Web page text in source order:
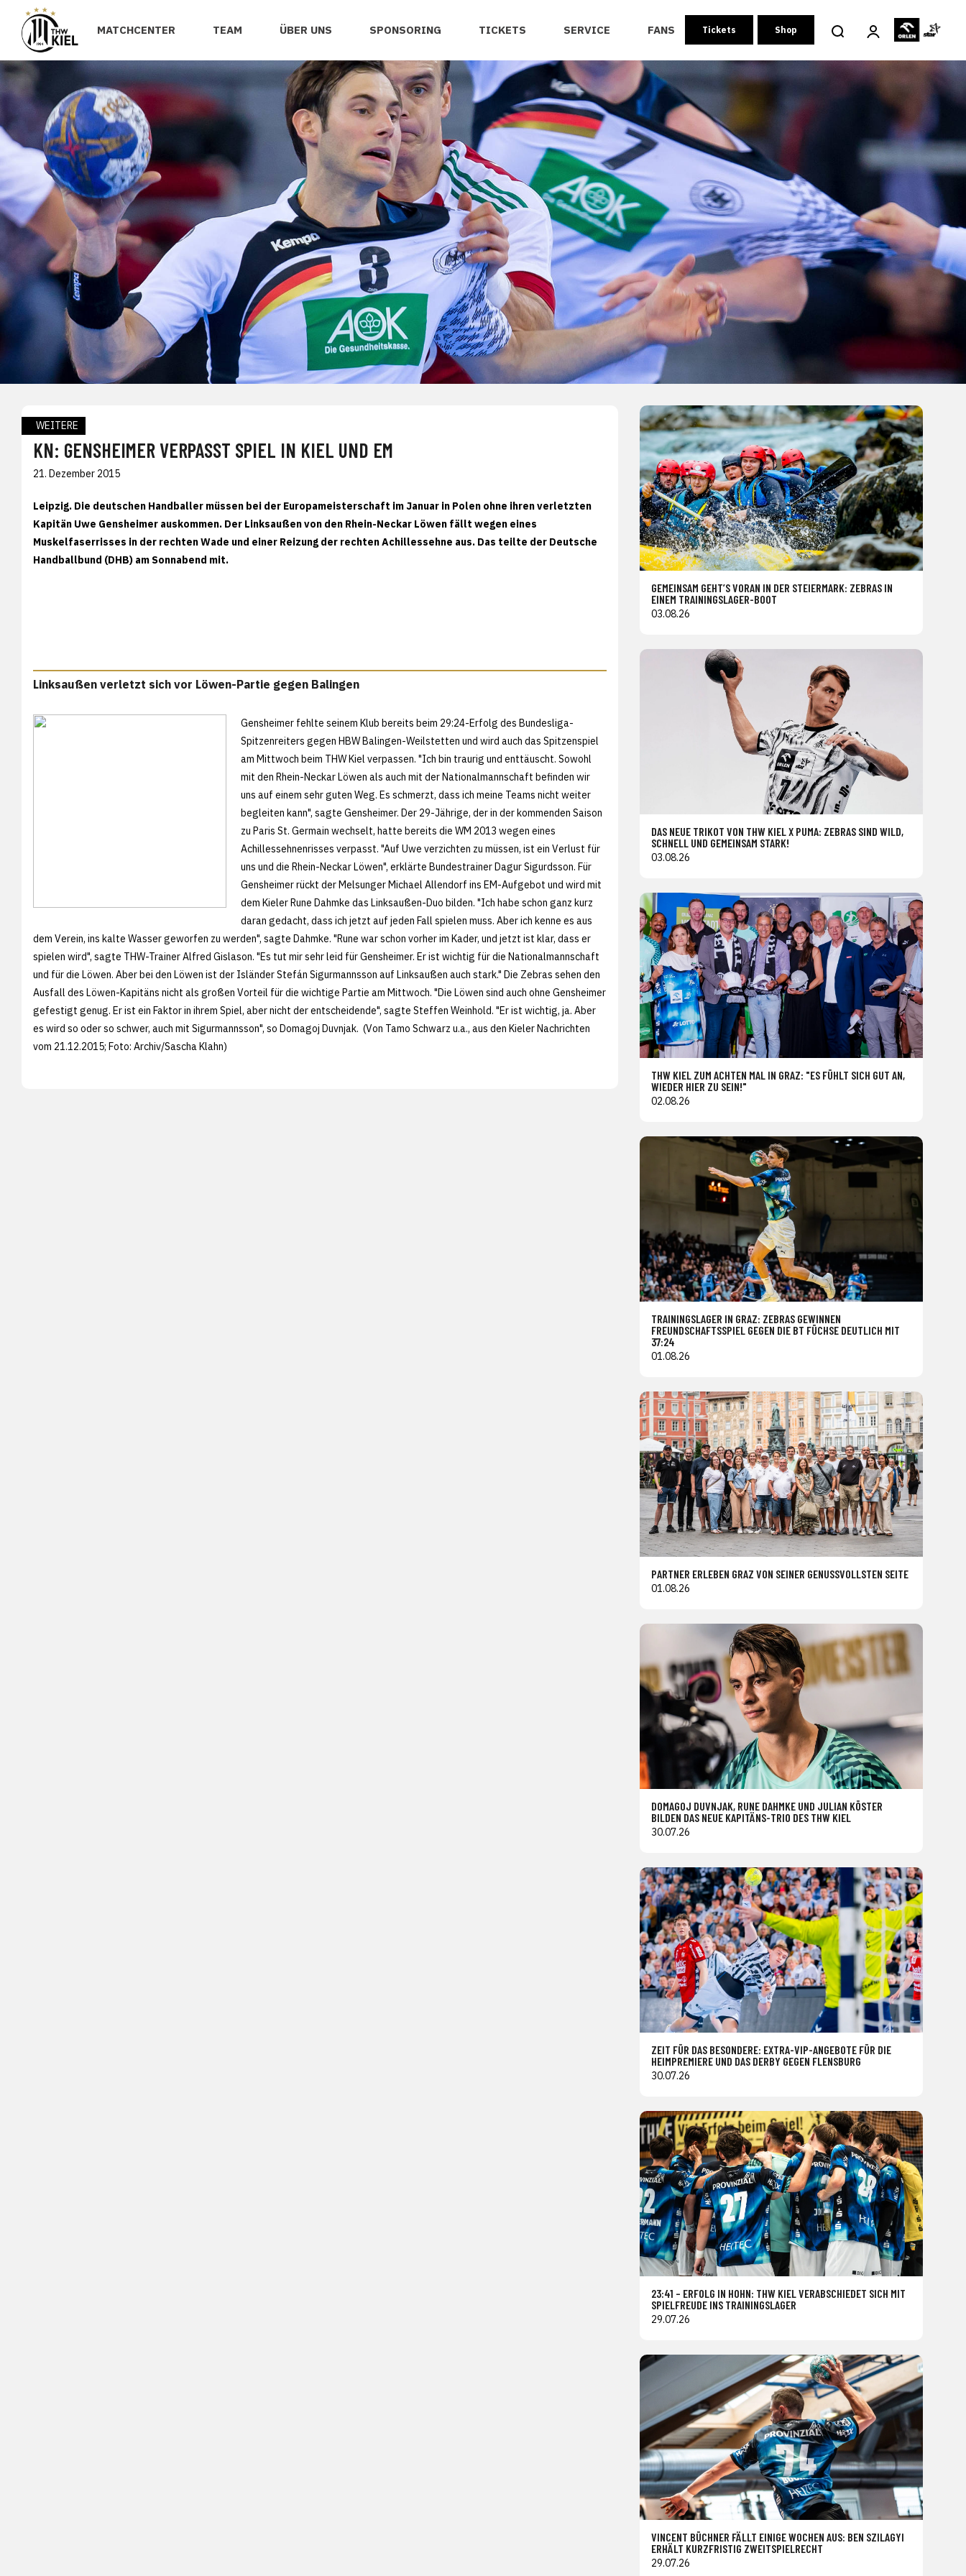
MATCHCENTER TEAM ÜBER UNS SPONSORING TICKETS SERVICE FANS Tickets Shop
WEITERE
KN: GENSHEIMER VERPASST SPIEL IN KIEL UND EM
21. Dezember 2015
Leipzig. Die deutschen Handballer müssen bei der Europameisterschaft im Januar in Polen ohne ihren verletzten
Kapitän Uwe Gensheimer auskommen. Der Linksaußen von den Rhein-Neckar Löwen fällt wegen eines
Muskelfaserrisses in der rechten Wade und einer Reizung der rechten Achillessehne aus. Das teilte der Deutsche
Handballbund (DHB) am Sonnabend mit.
Linksaußen verletzt sich vor Löwen-Partie gegen Balingen
Gensheimer fehlte seinem Klub bereits beim 29:24-Erfolg des Bundesliga-
Spitzenreiters gegen HBW Balingen-Weilstetten und wird auch das Spitzenspiel
am Mittwoch beim THW Kiel verpassen. "Ich bin traurig und enttäuscht. Sowohl
mit den Rhein-Neckar Löwen als auch mit der Nationalmannschaft befinden wir
uns auf einem sehr guten Weg. Es schmerzt, dass ich meine Teams nicht weiter
begleiten kann", sagte Gensheimer. Der 29-Jährige, der in der kommenden Saison
zu Paris St. Germain wechselt, hatte bereits die WM 2013 wegen eines
Achillessehnenrisses verpasst. "Auf Uwe verzichten zu müssen, ist ein Verlust für
uns und die Rhein-Neckar Löwen", erklärte Bundestrainer Dagur Sigurdsson. Für
Gensheimer rückt der Melsunger Michael Allendorf ins EM-Aufgebot und wird mit
dem Kieler Rune Dahmke das Linksaußen-Duo bilden. "Ich habe schon ganz kurz
daran gedacht, dass ich jetzt auf jeden Fall spielen muss. Aber ich kenne es aus
dem Verein, ins kalte Wasser geworfen zu werden", sagte Dahmke. "Rune war schon vorher im Kader, und jetzt ist klar, dass er
spielen wird", sagte THW-Trainer Alfred Gislason. "Es tut mir sehr leid für Gensheimer. Er ist wichtig für die Nationalmannschaft
und für die Löwen. Aber bei den Löwen ist der Isländer Stefán Sigurmannsson auf Linksaußen auch stark." Die Zebras sehen den
Ausfall des Löwen-Kapitäns nicht als großen Vorteil für die wichtige Partie am Mittwoch. "Die Löwen sind auch ohne Gensheimer
gefestigt genug. Er ist ein Faktor in ihrem Spiel, aber nicht der entscheidende", sagte Steffen Weinhold. "Er ist wichtig, ja. Aber
es wird so oder so schwer, auch mit Sigurmannsson", so Domagoj Duvnjak. (Von Tamo Schwarz u.a., aus den Kieler Nachrichten
vom 21.12.2015; Foto: Archiv/Sascha Klahn)
GEMEINSAM GEHT’S VORAN IN DER STEIERMARK: ZEBRAS IN
EINEM TRAININGSLAGER-BOOT
03.08.26
DAS NEUE TRIKOT VON THW KIEL X PUMA: ZEBRAS SIND WILD,
SCHNELL UND GEMEINSAM STARK!
03.08.26
THW KIEL ZUM ACHTEN MAL IN GRAZ: "ES FÜHLT SICH GUT AN,
WIEDER HIER ZU SEIN!"
02.08.26
TRAININGSLAGER IN GRAZ: ZEBRAS GEWINNEN
FREUNDSCHAFTSSPIEL GEGEN DIE BT FÜCHSE DEUTLICH MIT
37:24
01.08.26
PARTNER ERLEBEN GRAZ VON SEINER GENUSSVOLLSTEN SEITE
01.08.26
DOMAGOJ DUVNJAK, RUNE DAHMKE UND JULIAN KÖSTER
BILDEN DAS NEUE KAPITÄNS-TRIO DES THW KIEL
30.07.26
ZEIT FÜR DAS BESONDERE: EXTRA-VIP-ANGEBOTE FÜR DIE
HEIMPREMIERE UND DAS DERBY GEGEN FLENSBURG
30.07.26
23:41 – ERFOLG IN HOHN: THW KIEL VERABSCHIEDET SICH MIT
SPIELFREUDE INS TRAININGSLAGER
29.07.26
VINCENT BÜCHNER FÄLLT EINIGE WOCHEN AUS: BEN SZILAGYI
ERHÄLT KURZFRISTIG ZWEITSPIELRECHT
29.07.26